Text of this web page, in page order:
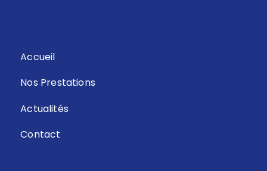
Accueil
Nos Prestations
Actualités
Contact